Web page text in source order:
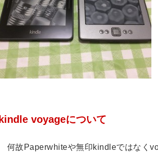
kindle voyageについて
何故Paperwhiteや無印kindleではなく